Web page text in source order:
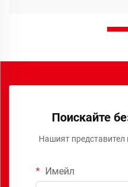
Поискайте
Нашият представител
Имейл